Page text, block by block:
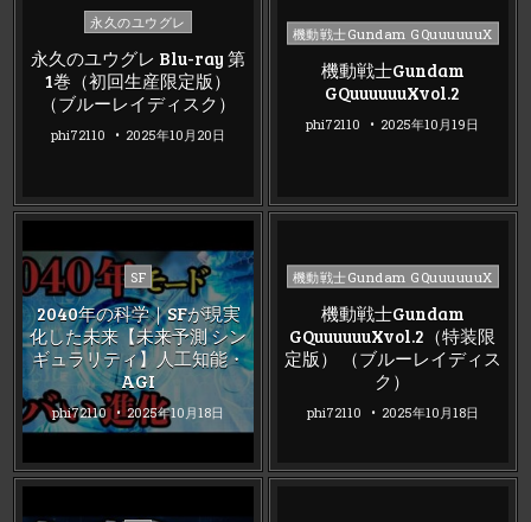
Posted
永久のユウグレ
永久のユウグレ Blu-ray 第
1巻（初回生産限定版）
（ブルーレイディスク）
phi72110 2025年10月20日
Posted
機動戦士Gundam GQuuuuuuX
機動戦士Gundam
GQuuuuuuXvol.2
phi72110 2025年10月19日
Posted
in
SF
2040年の科学｜SFが現実
化した未来【未来予測 シン
ギュラリティ】人工知能・
AGI
phi72110 2025年10月18日
Posted
機動戦士Gundam GQuuuuuuX
機動戦士Gundam
GQuuuuuuXvol.2（特装限
定版） （ブルーレイディス
ク）
phi72110 2025年10月18日